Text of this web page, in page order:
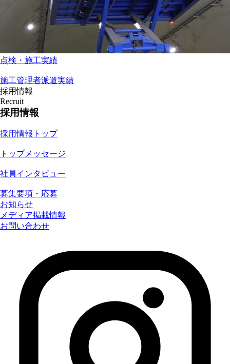
点検・施工実績
施工管理者派遣実績
採用情報
Recruit
採用情報
採用情報トップ
トップメッセージ
社員インタビュー
募集要項・応募
お知らせ
メディア掲載情報
お問い合わせ